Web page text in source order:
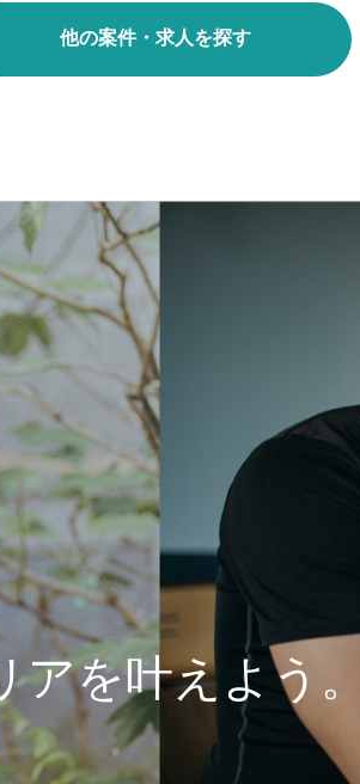
他の案件・求人を探す
を叶えよう。